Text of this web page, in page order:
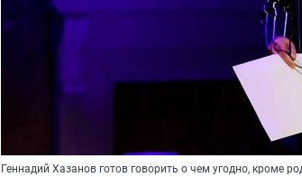
Геннадий Хазанов готов говорить о чем угодно, кроме